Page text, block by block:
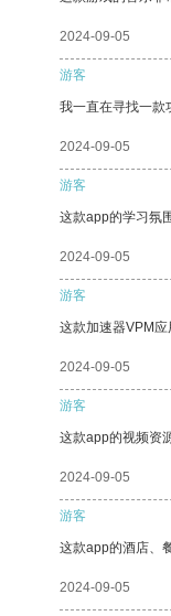
2024-09-05
游客
我一直在寻找一款
2024-09-05
游客
这款app的学习氛
2024-09-05
游客
这款加速器VPM应
2024-09-05
游客
这款app的视频资
2024-09-05
游客
这款app的酒店、
2024-09-05